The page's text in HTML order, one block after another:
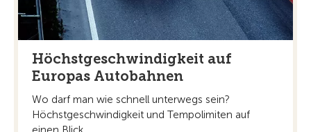
Höchstgeschwindigkeit auf
Europas Autobahnen
Wo darf man wie schnell unterwegs sein?
Höchstgeschwindigkeit und Tempolimiten auf